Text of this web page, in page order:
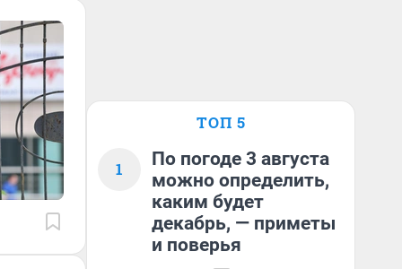
ТОП 5
1
По погоде 3 августа
можно определить,
каким будет
декабрь, — приметы
и поверья